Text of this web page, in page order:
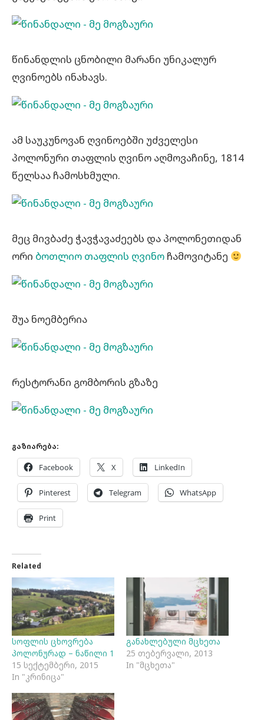
წინანდლის ცნობილი მარანი უნიკალურ
ღვინოებს ინახავს.
ამ საუკუნოვან ღვინოებში უძველესი
პოლონური თაფლის ღვინო აღმოვაჩინე, 1814
წელსაა ჩამოსხმული.
მეც მივბაძე ჭავჭავაძეებს და პოლონეთიდან
ორი ბოთლიო თაფლის ღვინო ჩამოვიტანე
შუა ნოემბერია
რესტორანი გომბორის გზაზე
გაზიარება:
Facebook X LinkedIn
Pinterest Telegram WhatsApp
Print
Related
სოფლის ცხოვრება
პოლონურად – ნაწილი 1
15 სექტემბერი, 2015
In "კრინიცა"
განახლებული მცხეთა
25 თებერვალი, 2013
In "მცხეთა"